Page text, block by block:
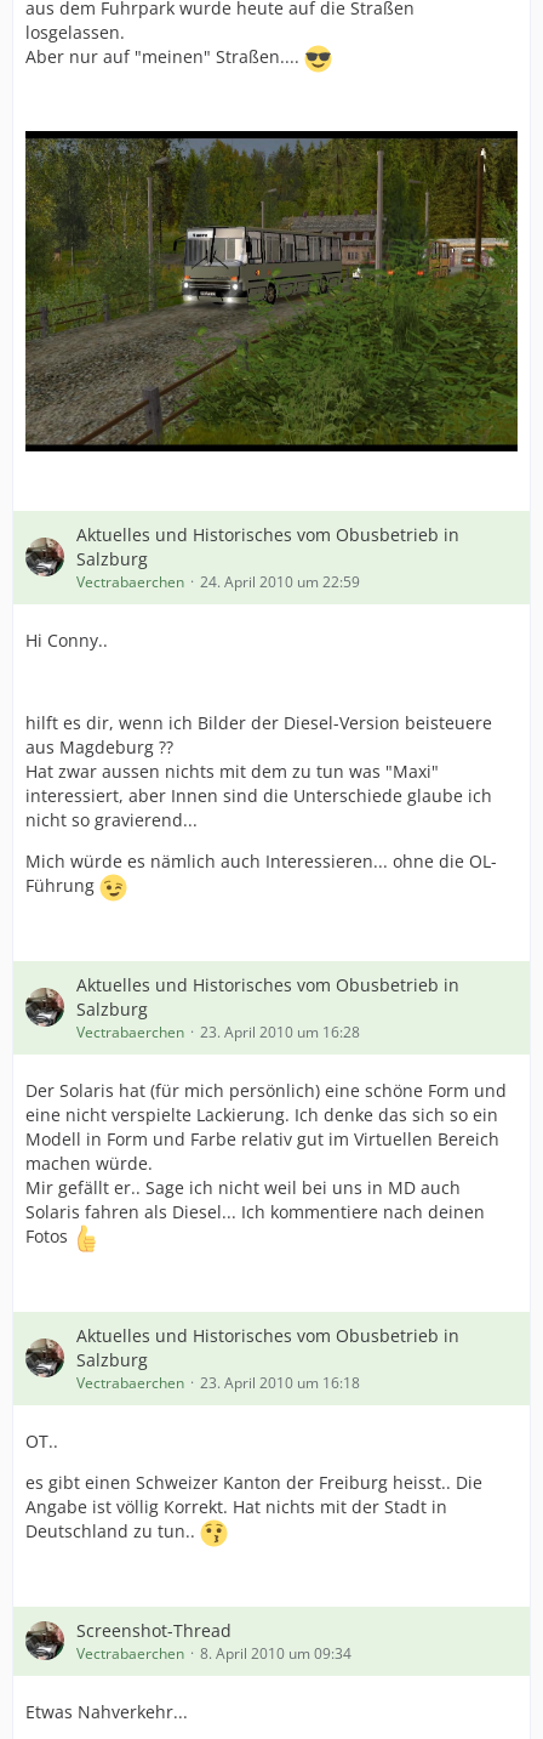
aus dem Fuhrpark wurde heute auf die Straßen
losgelassen.
Aber nur auf "meinen" Straßen....
Aktuelles und Historisches vom Obusbetrieb in
Salzburg
Vectrabaerchen 24. April 2010 um 22:59
Hi Conny..
hilft es dir, wenn ich Bilder der Diesel-Version beisteuere
aus Magdeburg ??
Hat zwar aussen nichts mit dem zu tun was "Maxi"
interessiert, aber Innen sind die Unterschiede glaube ich
nicht so gravierend...
Mich würde es nämlich auch Interessieren... ohne die OL-
Führung
Aktuelles und Historisches vom Obusbetrieb in
Salzburg
Vectrabaerchen 23. April 2010 um 16:28
Der Solaris hat (für mich persönlich) eine schöne Form und
eine nicht verspielte Lackierung. Ich denke das sich so ein
Modell in Form und Farbe relativ gut im Virtuellen Bereich
machen würde.
Mir gefällt er.. Sage ich nicht weil bei uns in MD auch
Solaris fahren als Diesel... Ich kommentiere nach deinen
Fotos
Aktuelles und Historisches vom Obusbetrieb in
Salzburg
Vectrabaerchen 23. April 2010 um 16:18
OT..
es gibt einen Schweizer Kanton der Freiburg heisst.. Die
Angabe ist völlig Korrekt. Hat nichts mit der Stadt in
Deutschland zu tun..
Screenshot-Thread
Vectrabaerchen 8. April 2010 um 09:34
Etwas Nahverkehr...